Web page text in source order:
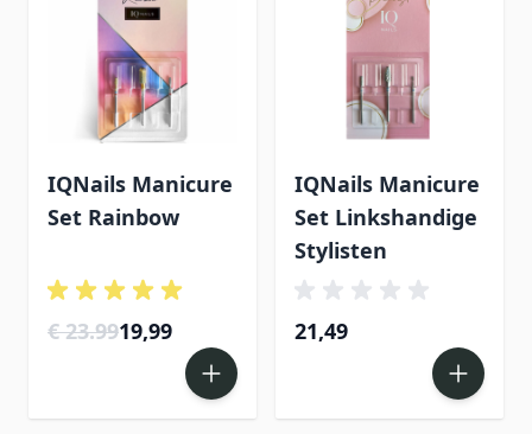
IQNails Manicure
Set Rainbow
€ 23.9919,99
IQNails Manicure
Set Linkshandige
Stylisten
21,49